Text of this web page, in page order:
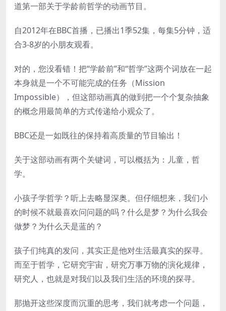
道第一部关于学龄前哲学的动画节目。
自2012年在BBC首播，已播出1季52集，每集5分钟，适
合3-8岁的小朋友观看。
对的，您没看错！把“学龄前”和“哲学”这两个词放在一起
本身就是一个不可能完成的任务（Mission
Impossible），但这部动画真的做到把一个个复杂抽象
的概念用最简单的方式传递给小观众了。
BBC还是一如既往的保持着高质量的节目输出！
关于这部动画有两个关键词，可以概括为：儿童，哲
学。
小孩子学哲学？听上去略显深奥。但仔细想来，我们小
的时候不就最喜欢问问题的吗？什么是梦？为什么我会
做梦？为什么天是蓝的？
孩子们纯真的发问，其实正是他对生活最真实的探寻。
而至于哲学，它研究宇宙，研究万事万物的演化规律，
研究人，也就是对我们以及我们生活的环境的探寻。
那抛开这些深度而沉重的思考，我们就考虑一个问题，